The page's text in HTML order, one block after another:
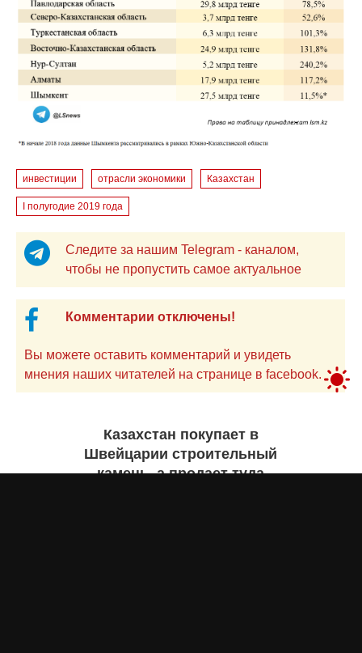
инвестиции отрасли экономики Казахстан
I полугодие 2019 года
Следите за нашим Telegram - каналом,
чтобы не пропустить самое актуальное
Комментарии отключены!
Вы можете оставить комментарий и увидеть
мнения наших читателей на странице в facebook.
Казахстан покупает в
Швейцарии строительный
камень, а продает туда